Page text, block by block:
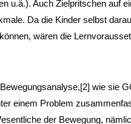
u.ä.). Auch Zielpritschen auf
Da die Kinder selbst
wären die
wie sie
einem Problem
der Bewegung,